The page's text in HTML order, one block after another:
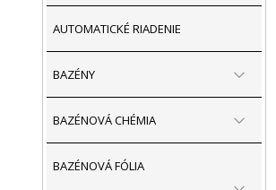
AUTOMATICKÉ RIADENIE
BAZÉNY
BAZÉNOVÁ CHÉMIA
BAZÉNOVÁ FÓLIA